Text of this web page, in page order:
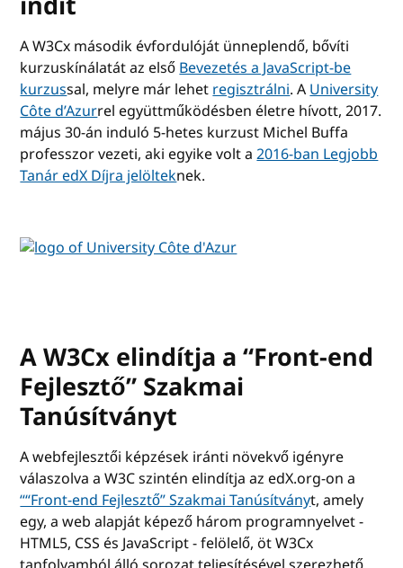
A W3Cx második évfordulóját ünneplendő, bővíti
kurzuskínálatát az elsőBevezetés a JavaScript-be
kurzussal, melyre már lehetregisztrálni. AUniversity
Côte d’Azurrel együttműködésben életre hívott, 2017.
május 30-án induló 5-hetes kurzust Michel Buffa
professzor vezeti, aki egyike volt a2016-ban Legjobb
Tanár edX Díjra jelölteknek.
A W3Cx elindítja a “Front-end
Fejlesztő” Szakmai
Tanúsítványt
A webfejlesztői képzések iránti növekvő igényre
válaszolva a W3C szintén elindítja az edX.org-on a
““Front-end Fejlesztő” Szakmai Tanúsítványt, amely
egy, a web alapját képező három programnyelvet -
HTML5, CSS és JavaScript - felölelő, öt W3Cx